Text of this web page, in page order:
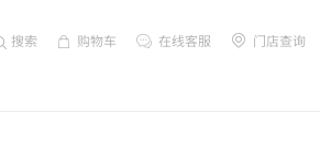
搜索 购物车 在线客服 门店查询